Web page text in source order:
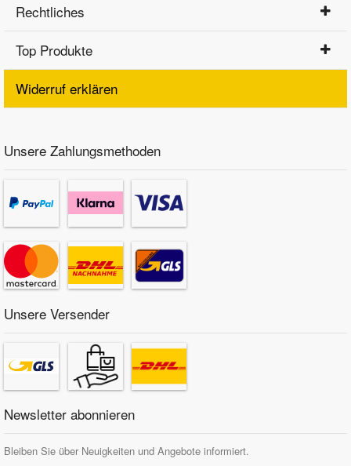
Rechtliches
Top Produkte
Widerruf erklären
Unsere Zahlungsmethoden
Unsere Versender
Newsletter abonnieren
Bleiben Sie über Neuigkeiten und Angebote informiert.